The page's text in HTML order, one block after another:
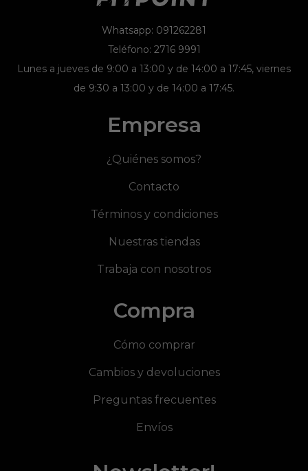
Whatsapp: 091262281
Teléfono: 2716 9991
Lunes a jueves de 9:00 a 13:00 y de 14:00 a 17:45, viernes
de 9:30 a 13:00 y de 14:00 a 17:45.
Empresa
¿Quiénes somos?
Contacto
Términos y condiciones
Nuestras tiendas
Trabaja con nosotros
Compra
Cómo comprar
Cambios y devoluciones
Preguntas frecuentes
Envíos